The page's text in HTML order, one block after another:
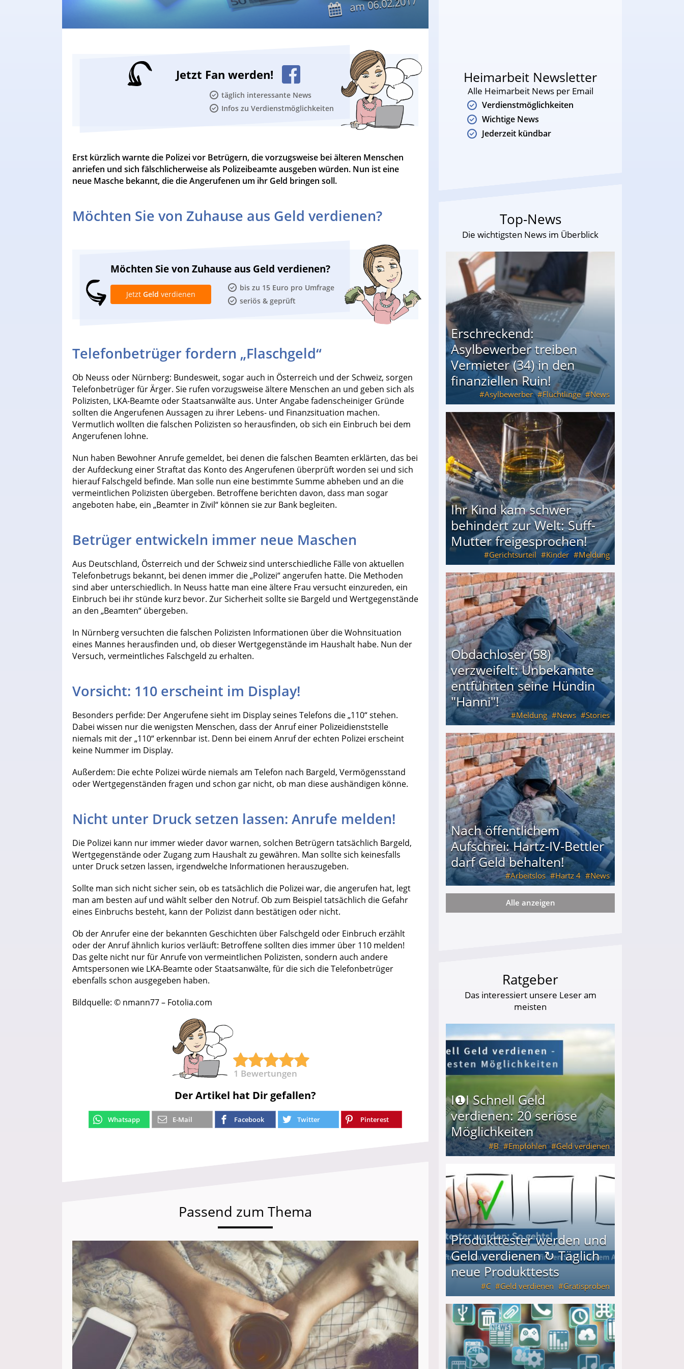
am
Jetzt Fan werden!
täglich interessante News
Infos zu Verdienstmöglichkeiten
Erst kürzlich warnte die Polizei vor Betrügern, die vorzugsweise bei älteren Menschen
anriefen und sich fälschlicherweise als Polizeibeamte ausgeben würden. Nun ist eine
neue Masche bekannt, die die Angerufenen um ihr Geld bringen soll.
Möchten Sie von Zuhause aus Geld verdienen?
Möchten Sie von Zuhause aus Geld verdienen?
bis zu 15 Euro pro Umfrage
seriös & geprüft
Jetzt Geld verdienen
Telefonbetrüger fordern „Flaschgeld“
Ob Neuss oder Nürnberg: Bundesweit, sogar auch in Österreich und der Schweiz, sorgen
Telefonbetrüger für Ärger. Sie rufen vorzugsweise ältere Menschen an und geben sich als
Polizisten, LKA-Beamte oder Staatsanwälte aus. Unter Angabe fadenscheiniger Gründe
sollten die Angerufenen Aussagen zu ihrer Lebens- und Finanzsituation machen.
Vermutlich wollten die falschen Polizisten so herausfinden, ob sich ein Einbruch bei dem
Angerufenen lohne.
Nun haben Bewohner Anrufe gemeldet, bei denen die falschen Beamten erklärten, das bei
der Aufdeckung einer Straftat das Konto des Angerufenen überprüft worden sei und sich
hierauf Falschgeld befinde. Man solle nun eine bestimmte Summe abheben und an die
vermeintlichen Polizisten übergeben. Betroffene berichten davon, dass man sogar
angeboten habe, ein „Beamter in Zivil“ können sie zur Bank begleiten.
Betrüger entwickeln immer neue Maschen
Aus Deutschland, Österreich und der Schweiz sind unterschiedliche Fälle von aktuellen
Telefonbetrugs bekannt, bei denen immer die „Polizei“ angerufen hatte. Die Methoden
sind aber unterschiedlich. In Neuss hatte man eine ältere Frau versucht einzureden, ein
Einbruch bei ihr stünde kurz bevor. Zur Sicherheit sollte sie Bargeld und Wertgegenstände
an den „Beamten“ übergeben.
In Nürnberg versuchten die falschen Polizisten Informationen über die Wohnsituation
eines Mannes herausfinden und, ob dieser Wertgegenstände im Haushalt habe. Nun der
Versuch, vermeintliches Falschgeld zu erhalten.
Vorsicht: 110 erscheint im Display!
Besonders perfide: Der Angerufene sieht im Display seines Telefons die „110“ stehen.
Dabei wissen nur die wenigsten Menschen, dass der Anruf einer Polizeidienststelle
niemals mit der „110“ erkennbar ist. Denn bei einem Anruf der echten Polizei erscheint
keine Nummer im Display.
Außerdem: Die echte Polizei würde niemals am Telefon nach Bargeld, Vermögensstand
oder Wertgegenständen fragen und schon gar nicht, ob man diese aushändigen könne.
Nicht unter Druck setzen lassen: Anrufe melden!
Die Polizei kann nur immer wieder davor warnen, solchen Betrügern tatsächlich Bargeld,
Wertgegenstände oder Zugang zum Haushalt zu gewähren. Man sollte sich keinesfalls
unter Druck setzen lassen, irgendwelche Informationen herauszugeben.
Sollte man sich nicht sicher sein, ob es tatsächlich die Polizei war, die angerufen hat, legt
man am besten auf und wählt selber den Notruf. Ob zum Beispiel tatsächlich die Gefahr
eines Einbruchs besteht, kann der Polizist dann bestätigen oder nicht.
Ob der Anrufer eine der bekannten Geschichten über Falschgeld oder Einbruch erzählt
oder der Anruf ähnlich kurios verläuft: Betroffene sollten dies immer über 110 melden!
Das gelte nicht nur für Anrufe von vermeintlichen Polizisten, sondern auch andere
Amtspersonen wie LKA-Beamte oder Staatsanwälte, für die sich die Telefonbetrüger
ebenfalls schon ausgegeben haben.
Bildquelle: © nmann77 – Fotolia.com
1 Bewertungen
Der Artikel hat Dir gefallen?
Whatsapp E-Mail Facebook Twitter Pinterest
Passend zum Thema
Heimarbeit Newsletter
Alle Heimarbeit News per Email
Verdienstmöglichkeiten
Wichtige News
Jederzeit kündbar
Top-News
Die wichtigsten News im Überblick
Erschreckend:
Asylbewerber treiben
Vermieter (34) in den
finanziellen Ruin!
Asylbewerber Flüchtlinge News
Erschreckend: Asylbewerber treiben Vermieter (34) in den finanziellen Ruin!
Ihr Kind kam schwer
behindert zur Welt: Suff-
Mutter freigesprochen!
Gerichtsurteil Kinder Meldung
Ihr Kind kam schwer behindert zur Welt: Suff-Mutter freigesprochen!
Obdachloser (58)
verzweifelt: Unbekannte
entführten seine Hündin
"Hanni"!
Meldung News Stories
Obdachloser (58) verzweifelt: Unbekannte entführten seine Hündin "Hanni"!
Nach öffentlichem
Aufschrei: Hartz-IV-Bettler
darf Geld behalten!
Arbeitslos Hartz 4 News
Nach öffentlichem Aufschrei: Hartz-IV-Bettler darf Geld behalten!
Alle anzeigen
Ratgeber
Das interessiert unsere Leser am
meisten
I❶I Schnell Geld
verdienen: 20 seriöse
Möglichkeiten
B Empfohlen Geld verdienen
Produkttester werden und
Geld verdienen ↻ Täglich
neue Produkttests
C Geld verdienen Gratisproben
Produkttester werden und Geld verdienen ↻ Täglich neue Produkttests